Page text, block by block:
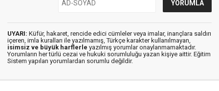
UYARI: Küfür, hakaret, rencide edici cümleler veya imalar, inançlara saldırı
içeren, imla kuralları ile yazılmamış, Türkçe karakter kullanılmayan,
isimsiz ve büyük harflerle yazılmış yorumlar onaylanmamaktadır.
Yorumların her türlü cezai ve hukuki sorumluluğu yazan kişiye aittir. Eğitim
Sistem yapılan yorumlardan sorumlu değildir.